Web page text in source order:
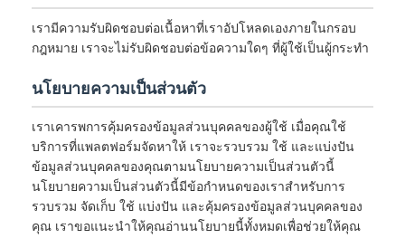
เรามีความรับผิดชอบต่อเนื้อหาที่เราอัปโหลดเองภายในกรอบ
กฎหมาย เราจะไม่รับผิดชอบต่อข้อความใดๆ ที่ผู้ใช้เป็นผู้กระทำ
นโยบายความเป็นส่วนตัว
เราเคารพการคุ้มครองข้อมูลส่วนบุคคลของผู้ใช้ เมื่อคุณใช้
บริการที่แพลตฟอร์มจัดหาให้ เราจะรวบรวม ใช้ และแบ่งปัน
ข้อมูลส่วนบุคคลของคุณตามนโยบายความเป็นส่วนตัวนี้
นโยบายความเป็นส่วนตัวนี้มีข้อกำหนดของเราสำหรับการ
รวบรวม จัดเก็บ ใช้ แบ่งปัน และคุ้มครองข้อมูลส่วนบุคคลของ
คุณ เราขอแนะนำให้คุณอ่านนโยบายนี้ทั้งหมดเพื่อช่วยให้คุณ